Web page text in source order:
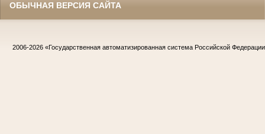
ОБЫЧНАЯ ВЕРСИЯ САЙТА
2006-2026 «Государственная автоматизированная система Российской